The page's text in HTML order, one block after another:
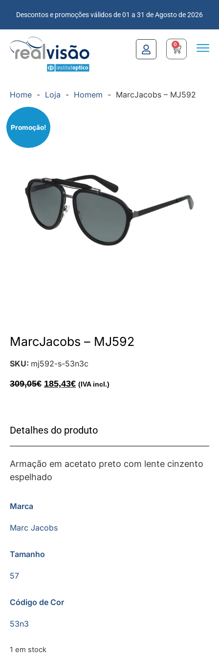
Descontos e promoções válidos de 01 a 31 de Agosto de 2026
0
Home - Loja - Homem - MarcJacobs – MJ592
Promoção!
MarcJacobs – MJ592
SKU: mj592-s-53n3c
309,05€ 185,43€ (IVA incl.)
Detalhes do produto
Armação em acetato preto com lente cinzento
espelhado
Marca
Marc Jacobs
Tamanho
57
Código de Cor
53n3
1 em stock